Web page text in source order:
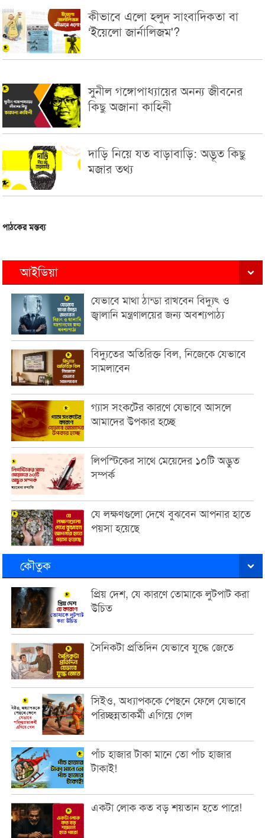
কীভাবে এলো হলুদ সাংবাদিকতা বা
‘ইয়েলো জার্নালিজম'?
সুনীল গঙ্গোপাধ্যায়ের অনন্য জীবনের
কিছু অজানা কাহিনী
দাড়ি নিয়ে যত বাড়াবাড়ি: অদ্ভূত কিছু
মজার তথ্য
পাঠকের মন্তব্য
আইডিয়া
যেভাবে মাথা ঠান্ডা রাখবেন বিদ্যুৎ ও
জ্বালানি মন্ত্রণালয়ের জন্য অবশ্যপাঠ্য
বিদ্যুতের অতিরিক্ত বিল, নিজেকে যেভাবে
সামলাবেন
গ্যাস সংকটের কারণে যেভাবে আসলে
আমাদের উপকার হচ্ছে
লিপস্টিকের সাথে মেয়েদের ১০টি অদ্ভুত
সম্পর্ক
যে লক্ষণগুলো দেখে বুঝবেন আপনার হাতে
পয়সা হয়েছে
কৌতুক
প্রিয় দেশ, যে কারণে তোমাকে লুটপাট করা
উচিত
সৈনিকটা প্রতিদিন যেভাবে যুদ্ধে জেতে
সিইও, অধ্যাপককে পেছনে ফেলে যেভাবে
পরিচ্ছন্নতাকর্মী এগিয়ে গেল
পাঁচ হাজার টাকা মানে তো পাঁচ হাজার
টাকাই!
একটা লোক কত বড় শয়তান হতে পারে!